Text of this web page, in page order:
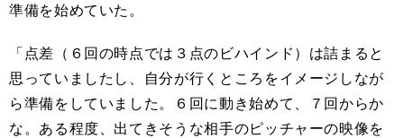
準備を始めていた。
「点差（６回の時点では３点のビハインド）は詰まると
思っていましたし、自分が行くところをイメージしなが
ら準備をしていました。６回に動き始めて、７回からか
な。ある程度、出てきそうな相手のピッチャーの映像を